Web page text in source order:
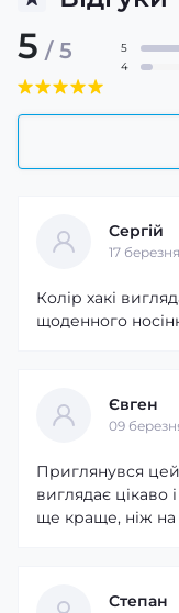
5 / 5 5
4
Сергій
17
Колір хакі
щоденного
Євген
09
Приглянувся
виглядає цікаво
ще краще, ніж на
Степан